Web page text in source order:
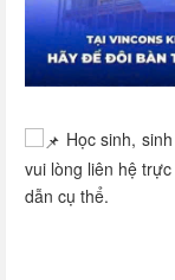
Học sinh,
vui lòng liên hệ
dẫn cụ thể.